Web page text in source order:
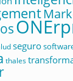
seguro
thales